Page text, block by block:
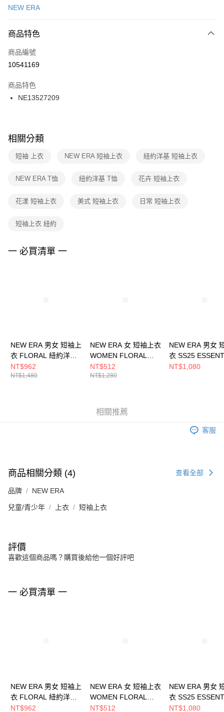
便利好安心！
３．安心：先確認商品／服務後，再付款。
【「AFTEE先享後付」結帳流程】
１．於結帳方式選擇「AFTEE先享後付」後，將跳轉至「AFTEE先享後付」
２．訂單成立數日內，您將收到繳費通知簡訊。
３．收到繳費通知簡訊後14天內，點擊此簡訊中的連結，可透過四大超商／
ATM／網路銀行／等多元方式進行付款，方視為交易完成。
※ 交易是否成功請以「AFTEE先享後付 」之結帳頁面顯示為準，若有關於
是否繳費成功／繳費後需取消欲退款等相關疑問，請聯繫「AFTEE先享後付
客戶支援中心」
https://netprotections.freshdesk.com/support/home
１．透過由恩沛科技股份有限公司提供之「AFTEE先享後付」服務完成之交
權轉讓予恩沛科技股份有限公司。
３．未成年的使用者請事先徵得法定代理人或監護人之同意方可使用
４．使用「AFTEE先享後付」時，將依據個別帳號之用戶狀況，依本公司即
運送方式
每筆NT$100，滿NT$1,500(含以上)免運費
宅配
每筆NT$100，滿NT$1,500(含以上)免運費
付款後門市自取
每筆NT$100，滿NT$1,500(含以上)免運費
NEW ERA
商品特色
商品編號
10541169
商品特色
NE13527209
相關分類
短袖 上衣 NEW ERA 短袖上衣 紐約洋基 短袖上衣
NEW ERA T恤 紐約洋基 T恤 花卉 短袖上衣
花漾 短袖上衣 美式 短袖上衣 日常 短袖上衣
短袖上衣 紐約
一 必買清單 一
NEW ERA 男女 短袖上
衣 FLORAL 紐約洋基
粉紅 NE14500140
NT$962
NT$1,480
NEW ERA 女 短袖上衣
WOMEN FLORAL
NYC NE13527206
NT$512
NT$1,280
NEW ERA 男女
衣 SS25
紐約洋基
NT$1,080
相關推薦
客服
商品相關分類 (4) 查看全部
品牌 NEW ERA
兒童/青少年 上衣 短袖上衣
評價
喜歡這個商品嗎？購買後給他一個好評吧
一 必買清單 一
NEW ERA 男女 短袖上
衣 FLORAL 紐約洋基
粉紅 NE14500140
NT$962
NEW ERA 女 短袖上衣
WOMEN FLORAL
NYC NE13527206
NT$512
NEW ERA 男女
衣 SS25
紐約洋基
NT$1,080